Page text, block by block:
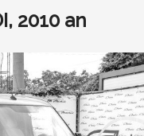
2010 an